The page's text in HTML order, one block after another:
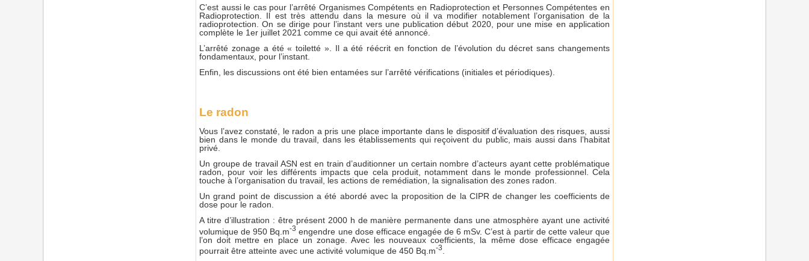
C’est aussi le cas pour l’arrêté Organismes Compétents en Radioprotection et Personnes Compétentes en
Radioprotection. Il est très attendu dans la mesure où il va modifier notablement l’organisation de la
radioprotection. On se dirige pour l’instant vers une publication début 2020, pour une mise en application
complète le 1er juillet 2021 comme ce qui avait été annoncé.
L’arrêté zonage a été « toiletté ». Il a été réécrit en fonction de l’évolution du décret sans changements
fondamentaux, pour l’instant.
Enfin, les discussions ont été bien entamées sur l’arrêté vérifications (initiales et périodiques).
Le radon
Vous l’avez constaté, le radon a pris une place importante dans le dispositif d’évaluation des risques, aussi
bien dans le monde du travail, dans les établissements qui reçoivent du public, mais aussi dans l’habitat
privé.
Un groupe de travail ASN est en train d’auditionner un certain nombre d’acteurs ayant cette problématique
radon, pour voir les différents impacts que cela produit, notamment dans le monde professionnel. Cela
touche à l’organisation du travail, les actions de remédiation, la signalisation des zones radon.
Un grand point de discussion a été abordé avec la proposition de la CIPR de changer les coefficients de
dose pour le radon.
A titre d’illustration : être présent 2000 h de manière permanente dans une atmosphère ayant une activité
volumique de 950 Bq.m-3 engendre une dose efficace engagée de 6 mSv. C’est à partir de cette valeur que
l’on doit mettre en place un zonage. Avec les nouveaux coefficients, la même dose efficace engagée
pourrait être atteinte avec une activité volumique de 450 Bq.m-3.